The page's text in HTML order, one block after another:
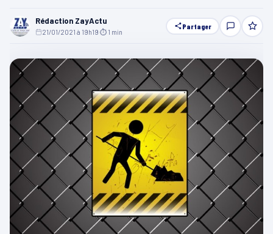
Rédaction ZayActu
21/01/2021 à 19h19 ⏱ 1 min
Partager